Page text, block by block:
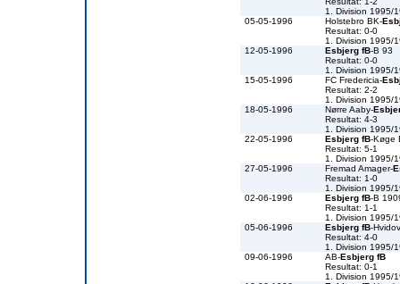
1. Division 1995/
05-05-1996
Holstebro BK-
Resultat: 0-0
1. Division 1995/
12-05-1996
Esbjerg fB-B 93
Resultat: 0-0
1. Division 1995/
15-05-1996
FC Fredericia-
Resultat: 2-2
1. Division 1995/
18-05-1996
Nørre Aaby-
Resultat: 4-3
1. Division 1995/
22-05-1996
Esbjerg fB-Køge
Resultat: 5-1
1. Division 1995/
27-05-1996
Fremad Amager-
Resultat: 1-0
1. Division 1995/
02-06-1996
Esbjerg fB-B
Resultat: 1-1
1. Division 1995/
05-06-1996
Esbjerg fB-
Resultat: 4-0
1. Division 1995/
09-06-1996
AB-Esbjerg fB
Resultat: 0-1
1. Division 1995/